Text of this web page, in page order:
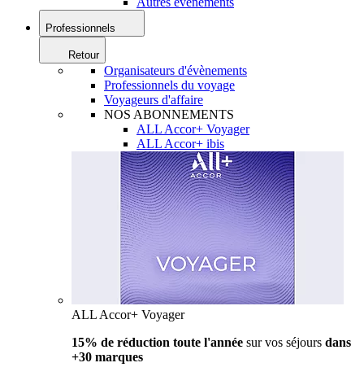
Professionnels
Retour
Organisateurs d'évènements
Professionnels du voyage
Voyageurs d'affaire
NOS ABONNEMENTS
ALL Accor+ Voyager
ALL Accor+ ibis
ALL Accor+ Voyager
15% de réduction toute l'année sur vos séjours dans
+30 marques